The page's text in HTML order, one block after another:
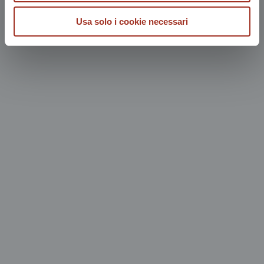
Usa solo i cookie necessari